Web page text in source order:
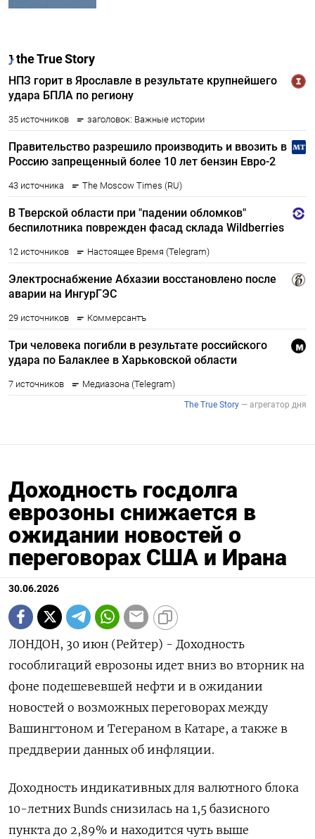
Доходность госдолга
еврозоны снижается в
ожидании новостей о
переговорах США и Ирана
30.06.2026
ЛОНДОН, 30 июн (Рейтер) - Доходность
гособлигаций еврозоны идет вниз во ‌вторник на
фоне подешевевшей нефти и в ожидании
новостей ​о ​возможных переговорах ​между
Вашингтоном ⁠и Тегераном ‌в Катаре, а ‌также в
преддверии данных об ​инфляции.
Доходность индикативных ‌для валютного блока ​
10-летних Bunds снизилась на 1,5 ‌базисного
пункта до 2,89% и находится чуть выше ​